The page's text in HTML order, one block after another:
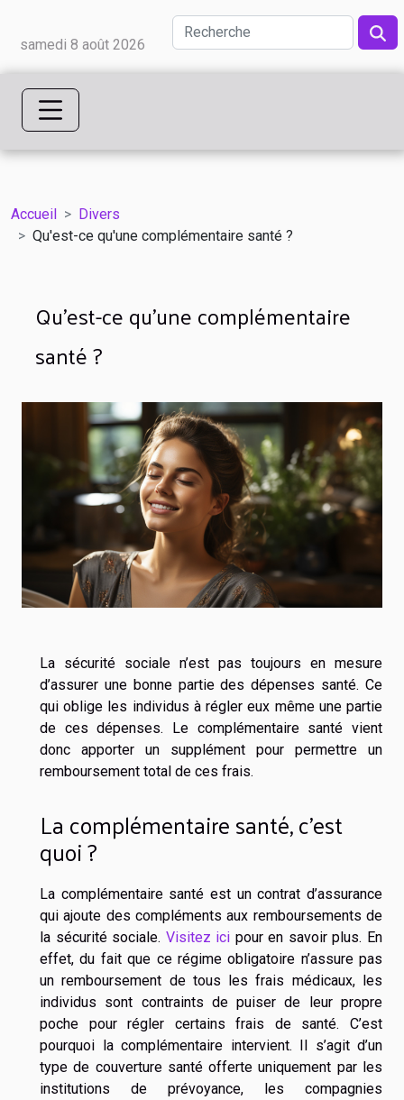
samedi 8 août 2026
Accueil
Divers
Qu'est-ce qu'une complémentaire santé ?
Qu'est-ce qu'une complémentaire
santé ?
La sécurité sociale n’est pas toujours en mesure
d’assurer une bonne partie des dépenses santé. Ce
qui oblige les individus à régler eux même une partie
de ces dépenses. Le complémentaire santé vient
donc apporter un supplément pour permettre un
remboursement total de ces frais.
La complémentaire santé, c’est
quoi ?
La complémentaire santé est un contrat d’assurance
qui ajoute des compléments aux remboursements de
la sécurité sociale. Visitez ici pour en savoir plus. En
effet, du fait que ce régime obligatoire n’assure pas
un remboursement de tous les frais médicaux, les
individus sont contraints de puiser de leur propre
poche pour régler certains frais de santé. C’est
pourquoi la complémentaire intervient. Il s’agit d’un
type de couverture santé offerte uniquement par les
institutions de prévoyance, les compagnies